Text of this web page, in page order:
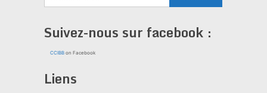
Suivez-nous sur facebook :
CCIBBon Facebook
Liens